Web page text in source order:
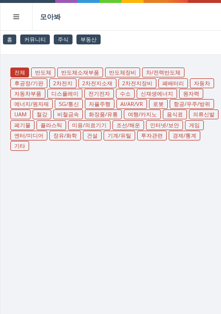
모아봐
홈 커뮤니티 주식 부동산
전체 반도체 반도체소재부품 반도체장비
차/전력반도체
후공정/기판
2차전지 2차전지소재 2차전지장비 폐배터리
자동차
자동차부품
디스플레이 전기전자 수소 신재생에너지
원자력
에너지/원자재
5G/통신 자율주행 AI/AR/VR 로봇
항공/우주/방위
UAM
철강 비철금속 화장품/유통 여행/카지노 음식료
의류신발
폐기물
플라스틱 미용/의료기기 조선/해운 인터넷/보안
게임
엔터/미디어
정유/화학 건설 기계/유틸 투자관련
경제/통계
기타